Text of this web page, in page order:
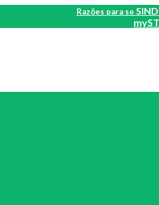
Razões para se